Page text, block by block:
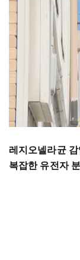
레지오넬라균
복잡한 유전자